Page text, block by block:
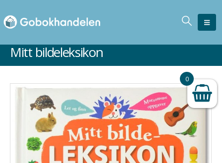
Mitt bildeleksikon
0